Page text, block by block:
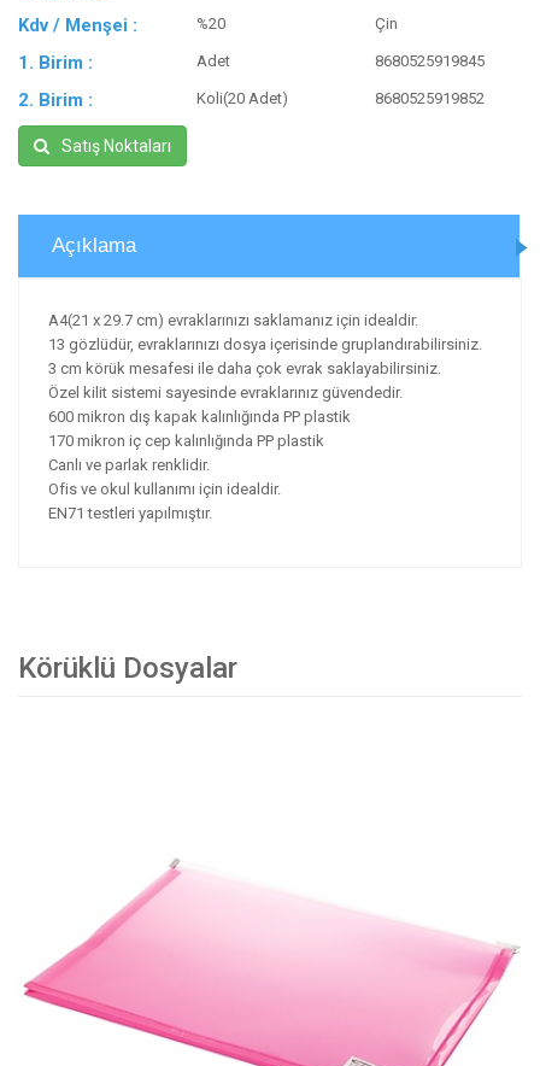
Kdv / Menşei : %20 Çin
1. Birim : Adet 8680525919845
2. Birim : Koli(20 Adet) 8680525919852
Satış Noktaları
Açıklama
A4(21 x 29.7 cm) evraklarınızı saklamanız için idealdir.
13 gözlüdür, evraklarınızı dosya içerisinde gruplandırabilirsiniz.
3 cm körük mesafesi ile daha çok evrak saklayabilirsiniz.
Özel kilit sistemi sayesinde evraklarınız güvendedir.
600 mikron dış kapak kalınlığında PP plastik
170 mikron iç cep kalınlığında PP plastik
Canlı ve parlak renklidir.
Ofis ve okul kullanımı için idealdir.
EN71 testleri yapılmıştır.
Körüklü Dosyalar